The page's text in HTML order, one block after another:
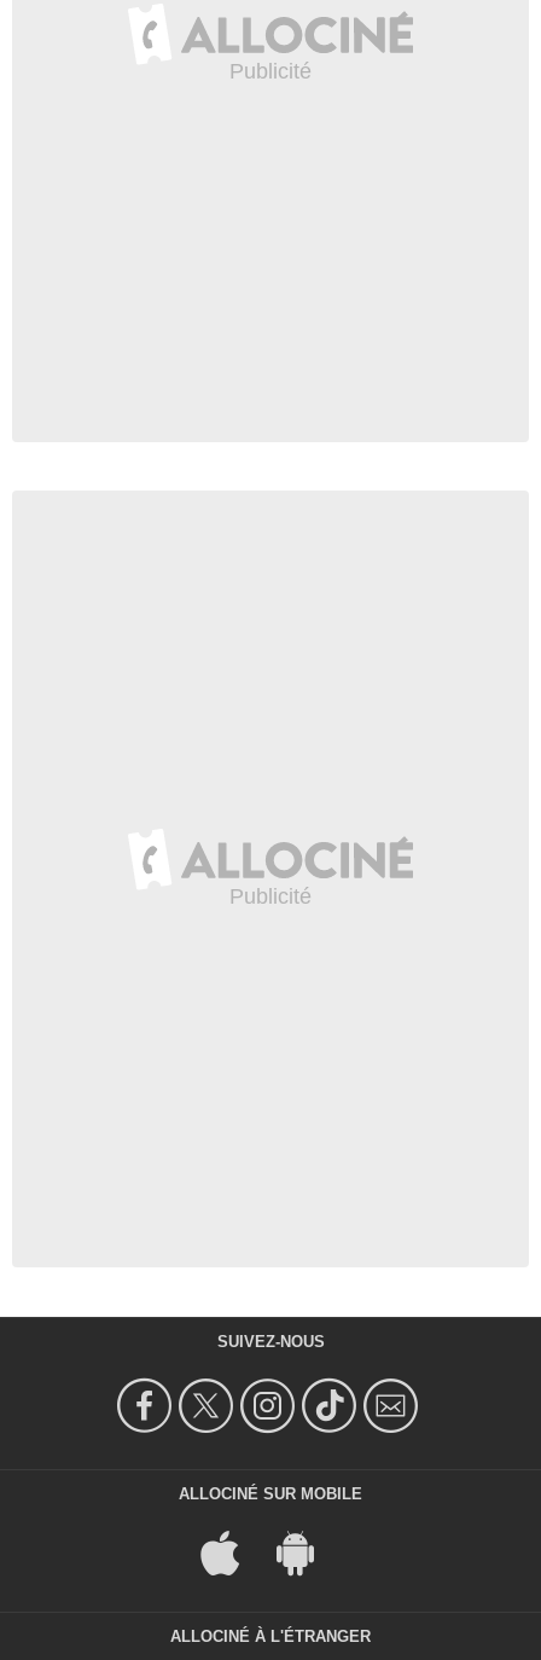
SUIVEZ-NOUS
ALLOCINÉ SUR MOBILE
ALLOCINÉ À L'ÉTRANGER